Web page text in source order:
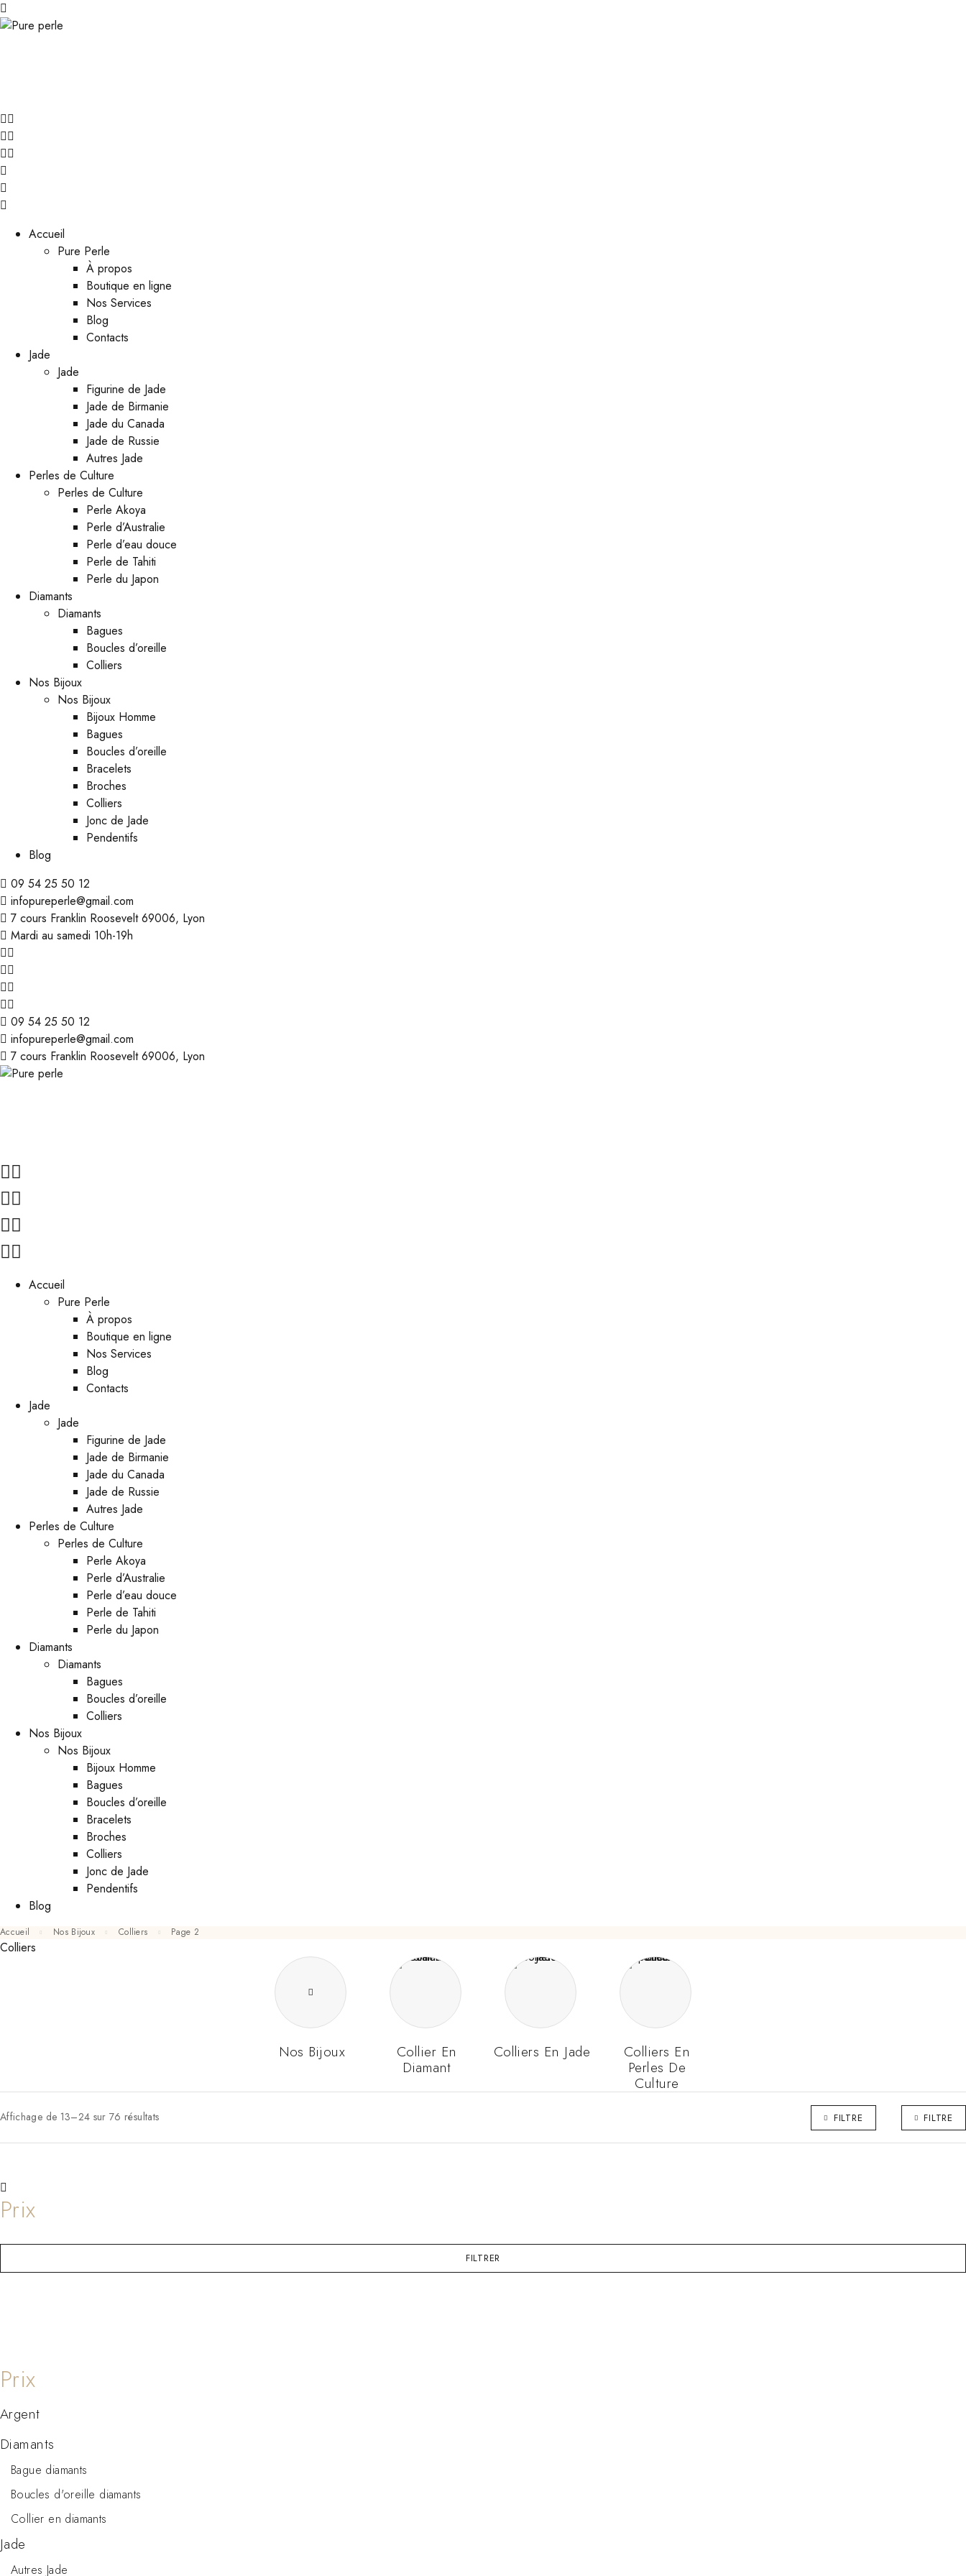
Accueil
Pure Perle
À propos
Boutique en ligne
Nos Services
Blog
Contacts
Jade
Jade
Figurine de Jade
Jade de Birmanie
Jade du Canada
Jade de Russie
Autres Jade
Perles de Culture
Perles de Culture
Perle Akoya
Perle d’Australie
Perle d’eau douce
Perle de Tahiti
Perle du Japon
Diamants
Diamants
Bagues
Boucles d’oreille
Colliers
Nos Bijoux
Nos Bijoux
Bijoux Homme
Bagues
Boucles d’oreille
Bracelets
Broches
Colliers
Jonc de Jade
Pendentifs
Blog
09 54 25 50 12
infopureperle@gmail.com
7 cours Franklin Roosevelt 69006, Lyon
Mardi au samedi 10h-19h
09 54 25 50 12
infopureperle@gmail.com
7 cours Franklin Roosevelt 69006, Lyon
Accueil
Pure Perle
À propos
Boutique en ligne
Nos Services
Blog
Contacts
Jade
Jade
Figurine de Jade
Jade de Birmanie
Jade du Canada
Jade de Russie
Autres Jade
Perles de Culture
Perles de Culture
Perle Akoya
Perle d’Australie
Perle d’eau douce
Perle de Tahiti
Perle du Japon
Diamants
Diamants
Bagues
Boucles d’oreille
Colliers
Nos Bijoux
Nos Bijoux
Bijoux Homme
Bagues
Boucles d’oreille
Bracelets
Broches
Colliers
Jonc de Jade
Pendentifs
Blog
Accueil Nos Bijoux Colliers Page 2
Colliers
Nos Bijoux
Collier En
Diamant
Colliers En Jade
Colliers En
Perles De
Culture
Affichage de 13–24 sur 76 résultats FILTRE FILTRE
FILTRER
Argent
Diamants
Bague diamants
Boucles d'oreille diamants
Collier en diamants
Jade
Autres Jade